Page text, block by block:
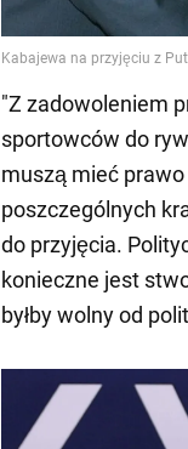
"Z zadowoleniem
sportowców do
muszą mieć
poszczególnych
do przyjęcia.
konieczne jest
byłby wolny od